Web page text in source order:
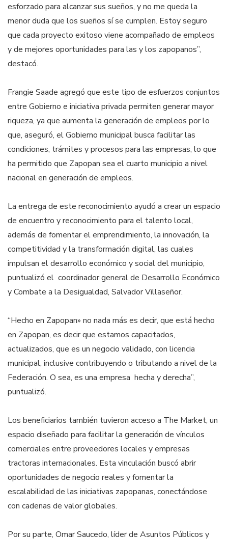
esforzado para alcanzar sus sueños, y no me queda la
menor duda que los sueños sí se cumplen. Estoy seguro
que cada proyecto exitoso viene acompañado de empleos
y de mejores oportunidades para las y los zapopanos”,
destacó.
Frangie Saade agregó que este tipo de esfuerzos conjuntos
entre Gobierno e iniciativa privada permiten generar mayor
riqueza, ya que aumenta la generación de empleos por lo
que, aseguró, el Gobierno municipal busca facilitar las
condiciones, trámites y procesos para las empresas, lo que
ha permitido que Zapopan sea el cuarto municipio a nivel
nacional en generación de empleos.
La entrega de este reconocimiento ayudó a crear un espacio
de encuentro y reconocimiento para el talento local,
además de fomentar el emprendimiento, la innovación, la
competitividad y la transformación digital, las cuales
impulsan el desarrollo económico y social del municipio,
puntualizó el coordinador general de Desarrollo Económico
y Combate a la Desigualdad, Salvador Villaseñor.
“Hecho en Zapopan» no nada más es decir, que está hecho
en Zapopan, es decir que estamos capacitados,
actualizados, que es un negocio validado, con licencia
municipal, inclusive contribuyendo o tributando a nivel de la
Federación. O sea, es una empresa hecha y derecha”,
puntualizó.
Los beneficiarios también tuvieron acceso a The Market, un
espacio diseñado para facilitar la generación de vínculos
comerciales entre proveedores locales y empresas
tractoras internacionales. Esta vinculación buscó abrir
oportunidades de negocio reales y fomentar la
escalabilidad de las iniciativas zapopanas, conectándose
con cadenas de valor globales.
Por su parte, Omar Saucedo, líder de Asuntos Públicos y